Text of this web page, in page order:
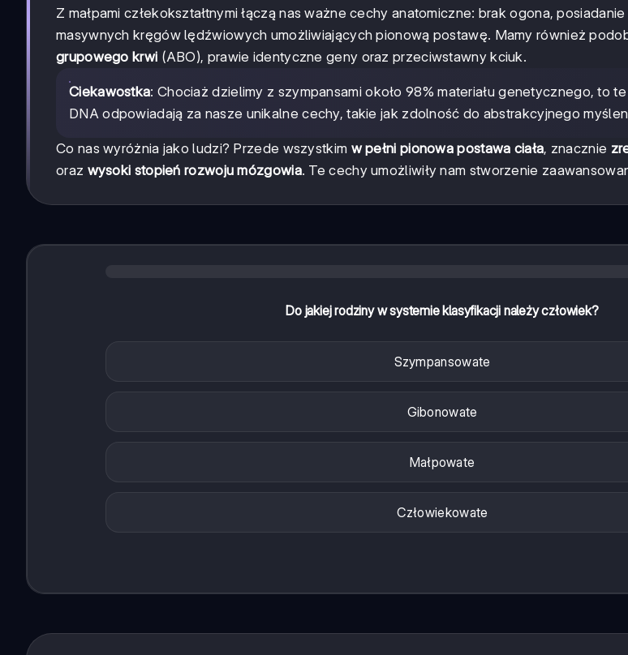
Z małpami człekokształtnymi łączą nas ważne cechy anatomiczne: brak ogona,
masywnych kręgów lędźwiowych umożliwiających pionową postawę. Mamy również
grupowego krwi (ABO), prawie identyczne geny oraz przeciwstawny kciuk.
Ciekawostka: Chociaż dzielimy z szympansami około 98% materiału genetycznego, to
DNA odpowiadają za nasze unikalne cechy, takie jak zdolność do abstrakcyjnego
Co nas wyróżnia jako ludzi? Przede wszystkim w pełni pionowa postawa ciała, znacznie
oraz wysoki stopień rozwoju mózgowia. Te cechy umożliwiły nam stworzenie
Do jakiej rodziny w systemie klasyfikacji należy człowiek?
Szympansowate
Gibonowate
Małpowate
Człowiekowate